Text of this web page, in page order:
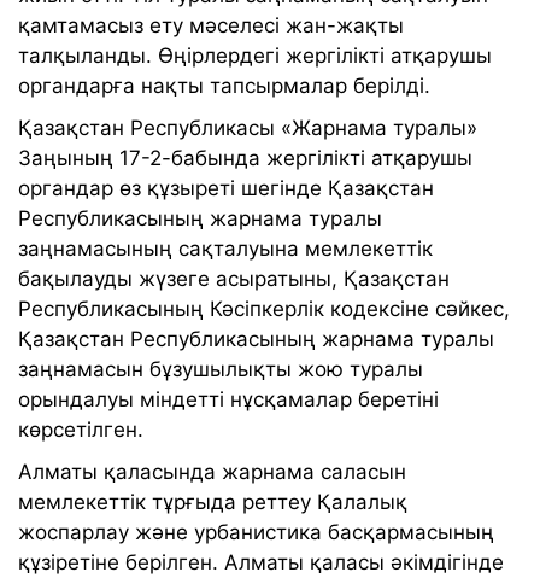
қамтамасыз ету мәселесі жан-жақты
талқыланды. Өңірлердегі жергілікті атқарушы
органдарға нақты тапсырмалар берілді.
Қазақстан Республикасы «Жарнама туралы»
Заңының 17-2-бабында жергілікті атқарушы
органдар өз құзыреті шегінде Қазақстан
Республикасының жарнама туралы
заңнамасының сақталуына мемлекеттік
бақылауды жүзеге асыратыны, Қазақстан
Республикасының Кәсіпкерлік кодексіне сәйкес,
Қазақстан Республикасының жарнама туралы
заңнамасын бұзушылықты жою туралы
орындалуы міндетті нұсқамалар беретіні
көрсетілген.
Алматы қаласында жарнама саласын
мемлекеттік тұрғыда реттеу Қалалық
жоспарлау және урбанистика басқармасының
құзіретіне берілген. Алматы қаласы әкімдігінде